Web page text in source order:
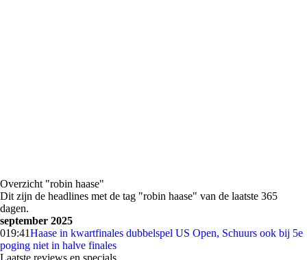
Overzicht "robin haase"
Dit zijn de headlines met de tag "robin haase" van de laatste 365
dagen.
september 2025
019:41Haase in kwartfinales dubbelspel US Open, Schuurs ook bij 5e
poging niet in halve finales
Laatste reviews en specials